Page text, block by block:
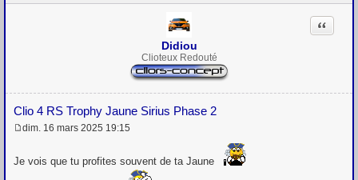
Didiou
Clioteux Redouté
Clio 4 RS Trophy Jaune Sirius Phase 2
Citation
s
dim. 16 mars 2025 19:15
Je vois que tu profites souvent de ta Jaune